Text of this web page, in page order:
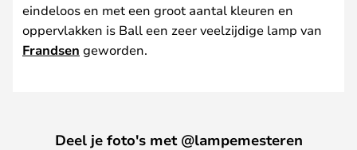
eindeloos en met een groot aantal kleuren en
oppervlakken is Ball een zeer veelzijdige lamp van
Frandsen geworden.
Deel je foto's met @lampemesteren